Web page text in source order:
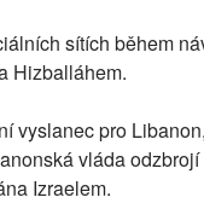
sítích během
Hizballáhem.
vyslanec pro
vláda
Izraelem.